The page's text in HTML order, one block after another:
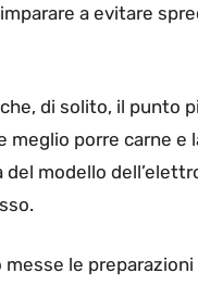
a evitare
di solito, il punto
meglio porre carne
modello
le